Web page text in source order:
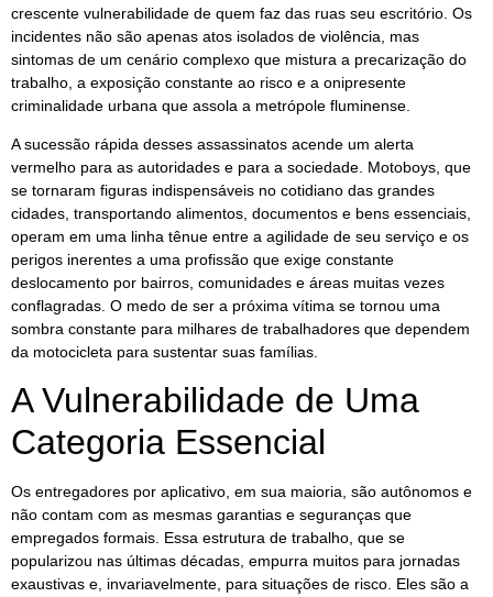
crescente vulnerabilidade de quem faz das ruas seu escritório. Os
incidentes não são apenas atos isolados de violência, mas
sintomas de um cenário complexo que mistura a precarização do
trabalho, a exposição constante ao risco e a onipresente
criminalidade urbana que assola a metrópole fluminense.
A sucessão rápida desses assassinatos acende um alerta
vermelho para as autoridades e para a sociedade. Motoboys, que
se tornaram figuras indispensáveis no cotidiano das grandes
cidades, transportando alimentos, documentos e bens essenciais,
operam em uma linha tênue entre a agilidade de seu serviço e os
perigos inerentes a uma profissão que exige constante
deslocamento por bairros, comunidades e áreas muitas vezes
conflagradas. O medo de ser a próxima vítima se tornou uma
sombra constante para milhares de trabalhadores que dependem
da motocicleta para sustentar suas famílias.
A Vulnerabilidade de Uma
Categoria Essencial
Os entregadores por aplicativo, em sua maioria, são autônomos e
não contam com as mesmas garantias e seguranças que
empregados formais. Essa estrutura de trabalho, que se
popularizou nas últimas décadas, empurra muitos para jornadas
exaustivas e, invariavelmente, para situações de risco. Eles são a